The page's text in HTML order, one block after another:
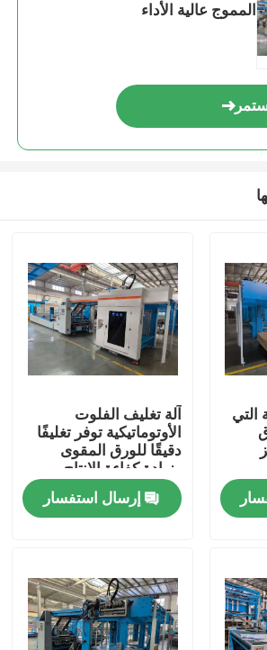
المموج عالية الأداء
التي
آلة تغليف الفلوت
الأوتوماتيكية توفر تغليفًا
دقيقًا للورق المقوى
وزيادة كفاءة الإنتاج
إرسال استفسار